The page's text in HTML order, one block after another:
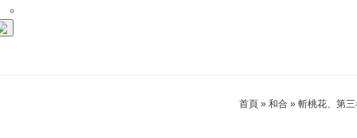
首頁 » 和合 » 斬桃花、第